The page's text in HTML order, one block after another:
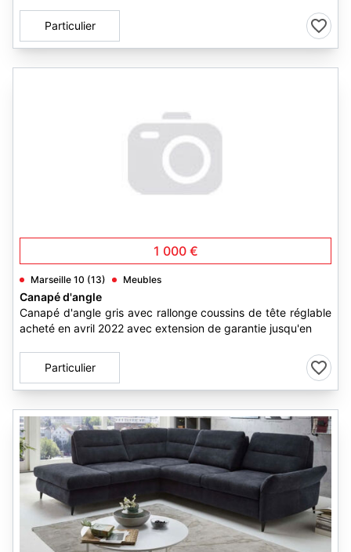
Particulier
1 000 €
Marseille 10 (13) Meubles
Canapé d'angle
Canapé d'angle gris avec rallonge coussins de tête réglable
acheté en avril 2022 avec extension de garantie jusqu'en
Particulier